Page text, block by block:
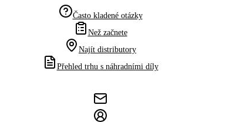
Často kladené otázky
Než začnete
Najít distributory
Přehled trhu s náhradními díly